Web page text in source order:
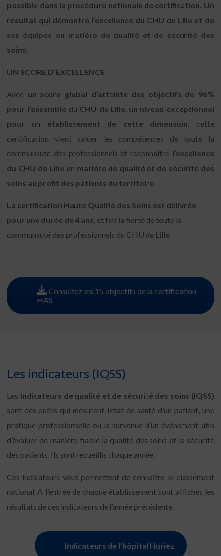
possible dans la procédure nationale de certification. Un
résultat qui démontre l’excellence du CHU de Lille et de
ses équipes en matière de qualité et de sécurité des
soins.
UN SCORE D’EXCELLENCE
Avec un score global d’atteinte des objectifs de 96%
pour l’ensemble du CHU de Lille, un niveau exceptionnel
pour un établissement de cette dimension, cette
certification vient saluer les compétences de toute la
communauté des professionnels et reconnaître l’excellence
du CHU de Lille en matière de qualité et de sécurité des
soins au profit des patients du territoire.
La certification Haute Qualité des Soins est délivrée
pour une durée de 4 ans, et fait la fierté de toute la
communauté des professionnels du CHU de Lille.
Consultez les 15 objectifs de la certification
HAS
Les indicateurs (IQSS)
Les indicateurs de qualité et de sécurité des soins (IQSS)
sont des outils qui mesurent l’état de santé d’un patient, une
pratique professionnelle ou la survenue d’un événement afin
d’évaluer de manière fiable la qualité des soins et la sécurité
des patients. Ils sont recueillis chaque année.
Ces indicateurs vous permettent de connaitre le classement
national. A l’entrée de chaque établissement sont affichés les
résultats de ces indicateurs de l’année précédente.
Indicateurs de l'hôpital Huriez